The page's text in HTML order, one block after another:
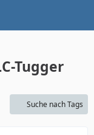
Tugger
Suche nach Tags